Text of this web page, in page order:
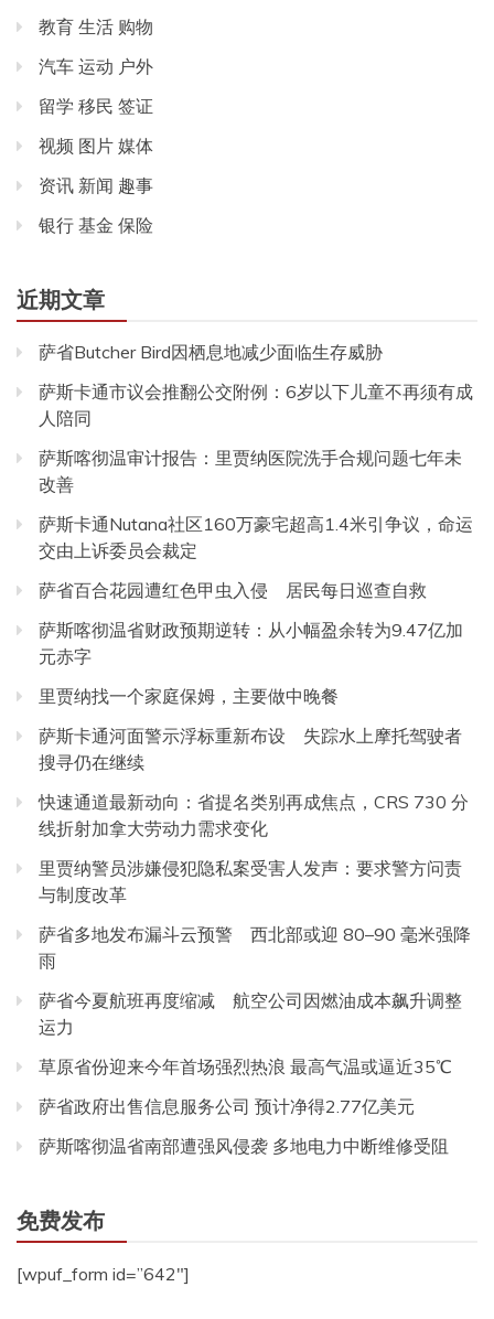
教育 生活 购物
汽车 运动 户外
留学 移民 签证
视频 图片 媒体
资讯 新闻 趣事
银行 基金 保险
近期文章
萨省Butcher Bird因栖息地减少面临生存威胁
萨斯卡通市议会推翻公交附例：6岁以下儿童不再须有成
人陪同
萨斯喀彻温审计报告：里贾纳医院洗手合规问题七年未
改善
萨斯卡通Nutana社区160万豪宅超高1.4米引争议，命运
交由上诉委员会裁定
萨省百合花园遭红色甲虫入侵 居民每日巡查自救
萨斯喀彻温省财政预期逆转：从小幅盈余转为9.47亿加
元赤字
里贾纳找一个家庭保姆，主要做中晚餐
萨斯卡通河面警示浮标重新布设 失踪水上摩托驾驶者
搜寻仍在继续
快速通道最新动向：省提名类别再成焦点，CRS 730 分
线折射加拿大劳动力需求变化
里贾纳警员涉嫌侵犯隐私案受害人发声：要求警方问责
与制度改革
萨省多地发布漏斗云预警 西北部或迎 80–90 毫米强降
雨
萨省今夏航班再度缩减 航空公司因燃油成本飙升调整
运力
草原省份迎来今年首场强烈热浪 最高气温或逼近35℃
萨省政府出售信息服务公司 预计净得2.77亿美元
萨斯喀彻温省南部遭强风侵袭 多地电力中断维修受阻
免费发布
[wpuf_form id=”642″]